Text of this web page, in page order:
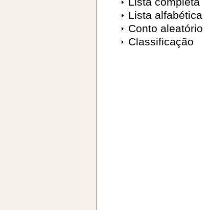
Lista alfabética
Conto aleatório
Classificação